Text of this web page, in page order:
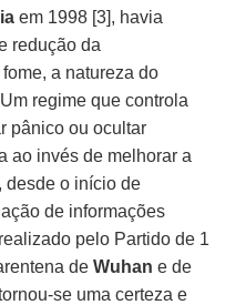
em 1998 [3], havia
redução da
a natureza do
regime que controla
pânico ou ocultar
ao invés de melhorar a
desde o início de
de informações
pelo Partido de 1
deWuhan e de
se uma certeza e